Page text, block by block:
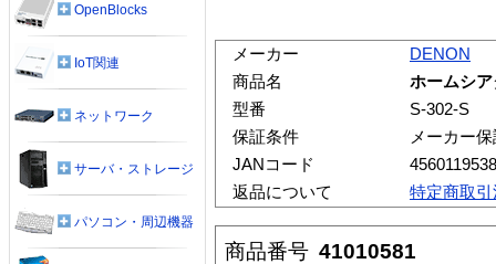
メーカー
DENON
商品名
ホームシ
型番
S-302-S
保証条件
メーカー
JANコード
返品について
特定商取
商品番号 41010581
OpenBlocks
IoT関連
ネットワーク
サーバ・ストレージ
パソコン・周辺機器